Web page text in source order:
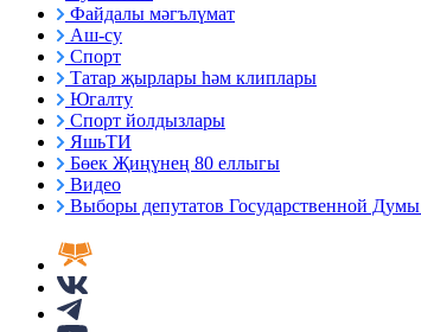
Файдалы мәгълүмат
Аш-су
Спорт
Татар җырлары һәм клиплары
Югалту
Спорт йолдызлары
ЯшьТИ
Бөек Җиңүнең 80 еллыгы
Видео
Выборы депутатов Государственной